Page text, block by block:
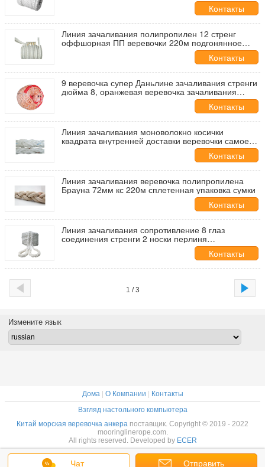
Контакты
Линия зачаливания полипропилен 12 стренг
оффшорная ПП веревочки 220м подгонянное
Контакты
9 веревочка супер Даньлине зачаливания стренги
дюйма 8, оранжевая веревочка зачаливания
Контакты
Линия зачаливания моноволокно косички
квадрата внутренней доставки веревочки самое
Контакты
Линия зачаливания веревочка полипропилена
Брауна 72мм кс 220м сплетенная упаковка сумки
Контакты
Линия зачаливания сопротивление 8 глаз
соединения стренги 2 носки перлиня
Контакты
1 / 3
Чат Отправить
Измените язык
Дома| О Компании
Контакты
Взгляд настольного компьютера
Китай морская веревочка анкера поставщик. Copyright © 2019 - 2022
mooringlinerope.com.
All rights reserved. Developed by ECER